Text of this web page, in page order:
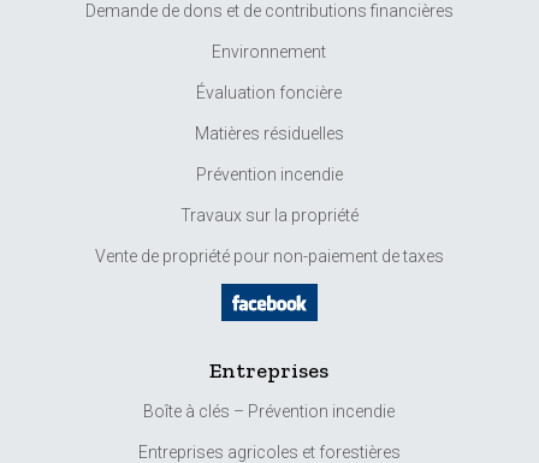
Demande de dons et de contributions financières
Environnement
Évaluation foncière
Matières résiduelles
Prévention incendie
Travaux sur la propriété
Vente de propriété pour non-paiement de taxes
Entreprises
Boîte à clés – Prévention incendie
Entreprises agricoles et forestières